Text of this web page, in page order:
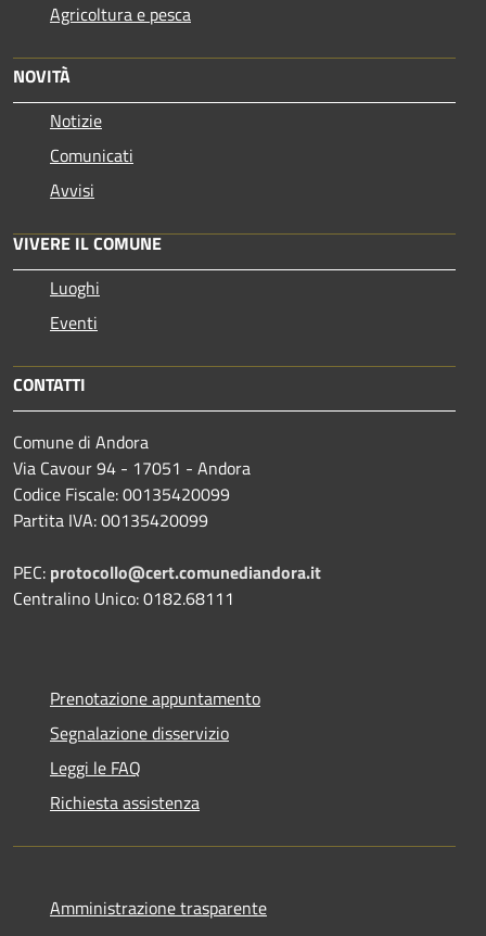
Agricoltura e pesca
NOVITÀ
Notizie
Comunicati
Avvisi
VIVERE IL COMUNE
Luoghi
Eventi
CONTATTI
Comune di Andora
Via Cavour 94 - 17051 - Andora
Codice Fiscale: 00135420099
Partita IVA: 00135420099
PEC: protocollo@cert.comunediandora.it
Centralino Unico: 0182.68111
Prenotazione appuntamento
Segnalazione disservizio
Leggi le FAQ
Richiesta assistenza
Amministrazione trasparente